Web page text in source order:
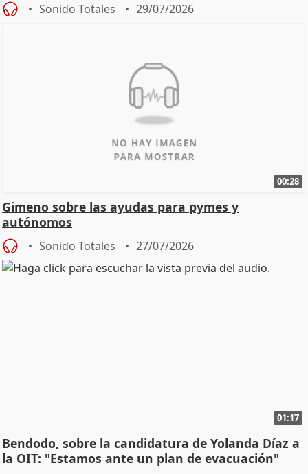
Sonido Totales 29/07/2026
00:28
Gimeno sobre las ayudas para pymes y
autónomos
Sonido Totales 27/07/2026
01:17
Bendodo, sobre la candidatura de Yolanda Díaz a
la OIT: "Estamos ante un plan de evacuación"